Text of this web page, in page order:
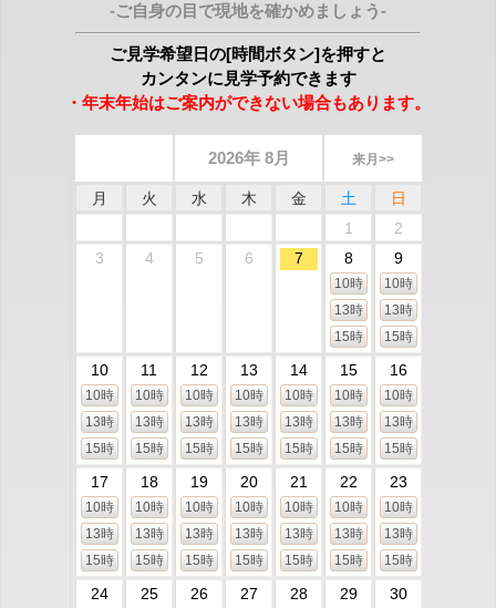
-ご自身の目で現地を確かめましょう-
ご見学希望日の[時間ボタン]を押すと
カンタンに見学予約できます
・年末年始はご案内ができない場合もあります。
2026年 8月 来月>>
月 火 水 木 金 土
日
1
2
3
4 5 6 7 8
10時
13時
15時
9
10時
13時
15時
10
10時
13時
15時
11
10時
13時
15時
12
10時
13時
15時
13
10時
13時
15時
14
10時
13時
15時
15
10時
13時
15時
16
10時
13時
15時
17
10時
13時
15時
18
10時
13時
15時
19
10時
13時
15時
20
10時
13時
15時
21
10時
13時
15時
22
10時
13時
15時
23
10時
13時
15時
24 25 26 27 28 29 30